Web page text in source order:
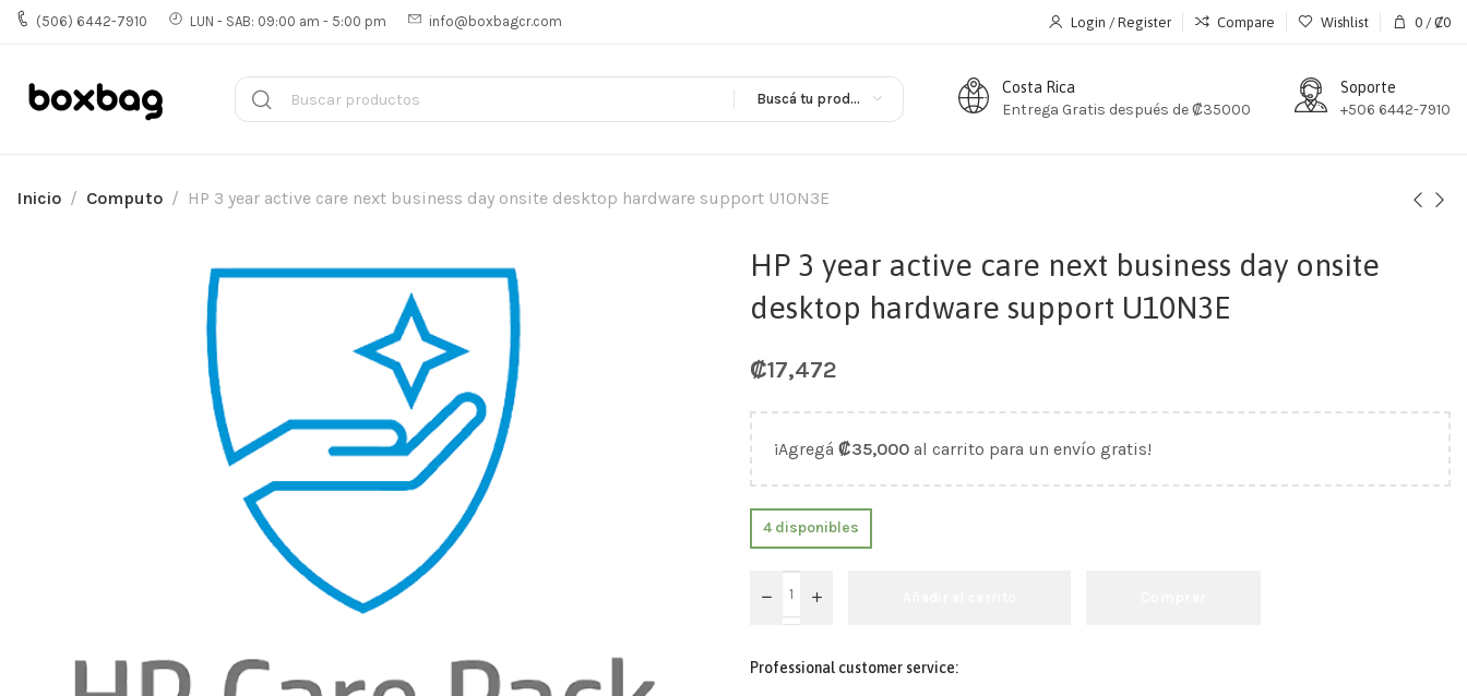
(506) 6442-7910 LUN - SAB: 09:00 am - 5:00 pm info@boxbagcr.com Login / Register Compare Wishlist 0 / ₡0
Buscá tu producto en
Costa Rica
Entrega Gratis después de ₡35000
Soporte
+506 6442-7910
Inicio Computo HP 3 year active care next business day onsite desktop hardware support U10N3E
HP 3 year active care next business day onsite
desktop hardware support U10N3E
₡17,472
¡Agregá ₡35,000 al carrito para un envío gratis!
4 disponibles
Professional customer service: